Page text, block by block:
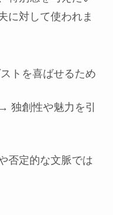
に対して使われま
トを喜ばせるため
独創性や魅力を引
否定的な文脈では